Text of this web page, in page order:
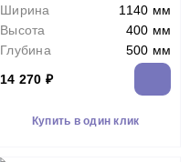
Ширина
1140 мм
Высота
400 мм
Глубина
500 мм
14 270 ₽
Купить в один клик